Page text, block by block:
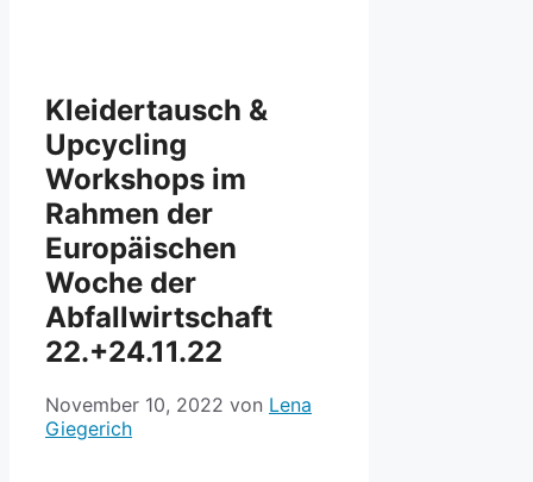
Kleidertausch &
Upcycling
Workshops im
Rahmen der
Europäischen
Woche der
Abfallwirtschaft
22.+24.11.22
November 10, 2022 von Lena
Giegerich